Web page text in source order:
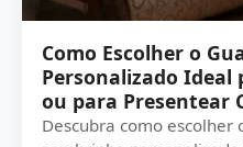
Como Escolher o
Personalizado Ideal
ou para Presentear
Descubra como escolher